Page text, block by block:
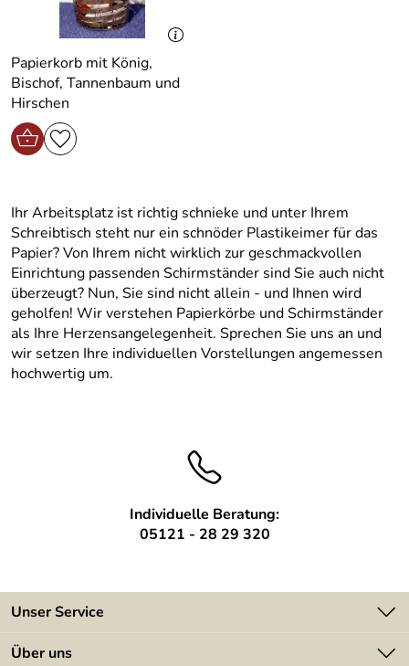
Papierkorb mit König,
Bischof, Tannenbaum und
Hirschen
Ihr Arbeitsplatz ist richtig schnieke und unter Ihrem
Schreibtisch steht nur ein schnöder Plastikeimer für das
Papier? Von Ihrem nicht wirklich zur geschmackvollen
Einrichtung passenden Schirmständer sind Sie auch nicht
überzeugt? Nun, Sie sind nicht allein - und Ihnen wird
geholfen! Wir verstehen Papierkörbe und Schirmständer
als Ihre Herzensangelegenheit. Sprechen Sie uns an und
wir setzen Ihre individuellen Vorstellungen angemessen
hochwertig um.
Individuelle Beratung:
05121 - 28 29 320
Unser Service
Kontakt
Über uns